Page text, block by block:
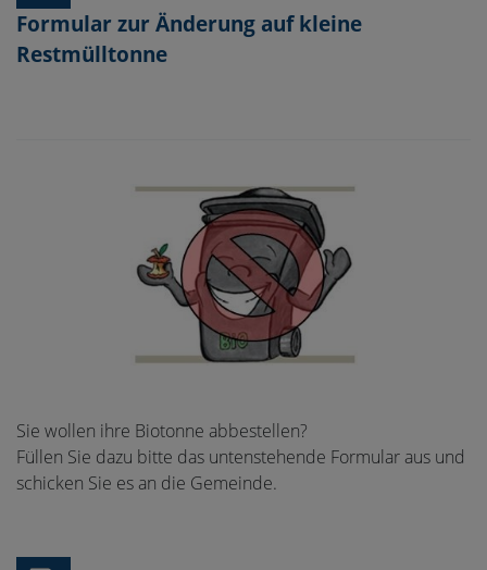
Formular zur Änderung auf kleine
Restmülltonne
Sie wollen ihre Biotonne abbestellen?
Füllen Sie dazu bitte das untenstehende Formular aus und
schicken Sie es an die Gemeinde.